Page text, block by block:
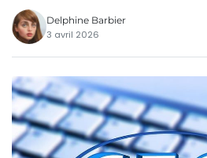
Delphine Barbier
3 avril 2026